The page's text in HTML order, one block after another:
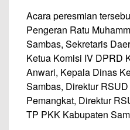
Acara peresmian
Pengeran Ratu
Sambas, Sekretaris
Ketua Komisi IV DPRD
Anwari, Kepala Dinas
Sambas, Direktur
Pemangkat, Direktur
TP PKK Kabupaten